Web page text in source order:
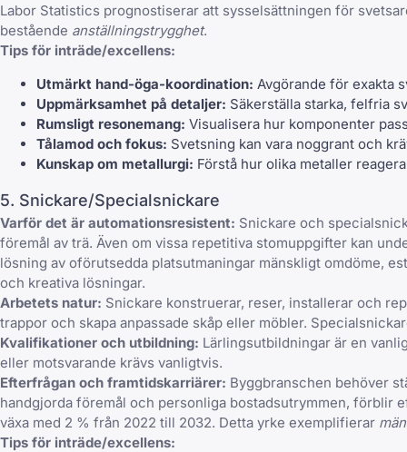
Labor Statistics prognostiserar att sysselsättningen för
bestående anställningstrygghet.
Tips för inträde/excellens:
Utmärkt hand-öga-koordination: Avgörande för exakta
Uppmärksamhet på detaljer: Säkerställa starka, felfria
Rumsligt resonemang: Visualisera hur komponenter
Tålamod och fokus: Svetsning kan vara noggrant och
Kunskap om metallurgi: Förstå hur olika metaller
5. Snickare/Specialsnickare
Varför det är automationsresistent: Snickare och
föremål av trä. Även om vissa repetitiva stomuppgifter kan
lösning av oförutsedda platsutmaningar mänskligt omdöme,
och kreativa lösningar.
Arbetets natur: Snickare konstruerar, reser, installerar och
trappor och skapa anpassade skåp eller möbler.
Kvalifikationer och utbildning: Lärlingsutbildningar är en
eller motsvarande krävs vanligtvis.
Efterfrågan och framtidskarriärer: Byggbranschen behöver
handgjorda föremål och personliga bostadsutrymmen, förblir
växa med 2 % från 2022 till 2032. Detta yrke exemplifierar
Tips för inträde/excellens: